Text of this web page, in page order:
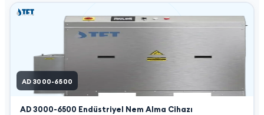
AD 3000-6500
AD 3000-6500 Endüstriyel Nem Alma Cihazı